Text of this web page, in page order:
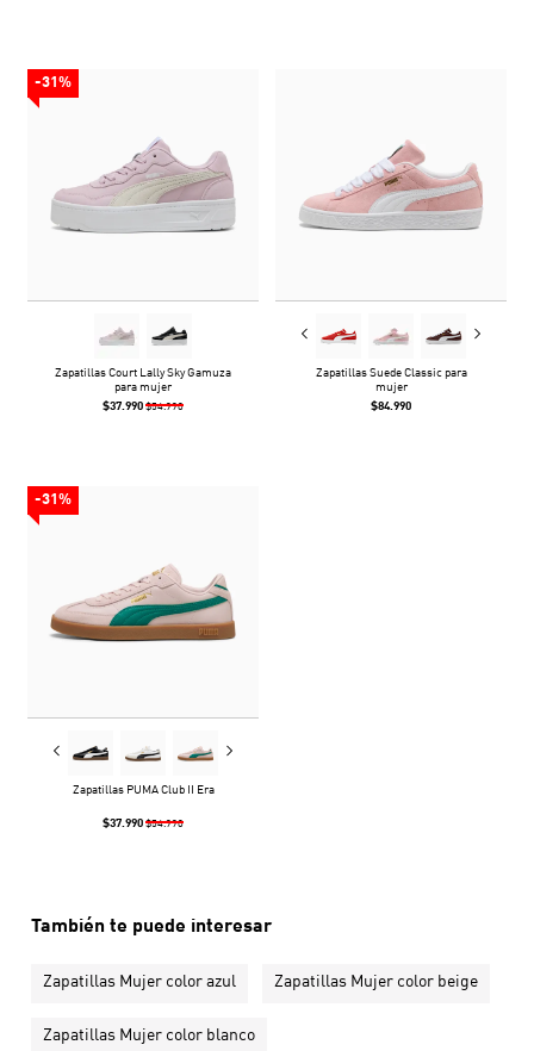
-31%
Zapatillas Court Lally Sky Gamuza
para mujer
$37.990 $54.990
Zapatillas Suede Classic para
mujer
$84.990
-31%
Zapatillas PUMA Club II Era
$37.990 $54.990
También te puede interesar
Zapatillas Mujer color azul Zapatillas Mujer color beige
Zapatillas Mujer color blanco